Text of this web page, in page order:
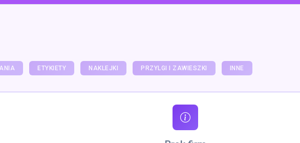
ETYKIETY NAKLEJKI PRZYLGI I ZAWIESZKI INNE